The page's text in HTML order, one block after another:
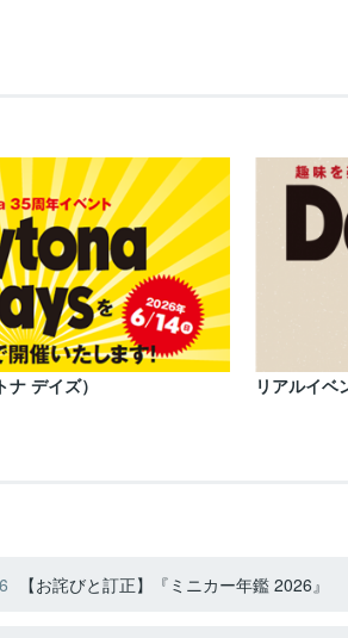
デイズ） リアルイベ
【お詫びと訂正】『ミニカー年鑑 2026』